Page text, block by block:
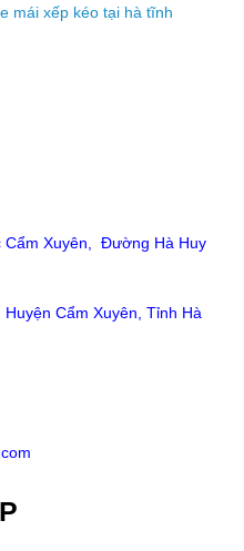
mái xếp kéo tại hà tĩnh
Cẩm Xuyên, Đường Hà Huy
Cẩm Xuyên, Tỉnh Hà